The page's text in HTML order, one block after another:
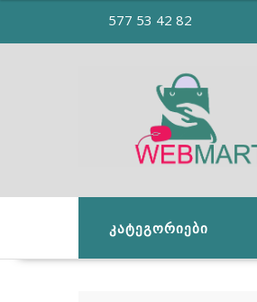
577 53 42 82
ᲙᲐᲢᲔᲒᲝᲠᲘᲔᲑᲘ